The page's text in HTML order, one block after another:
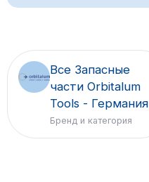
Все Запасные
части Orbitalum
Tools - Германия
Бренд и категория